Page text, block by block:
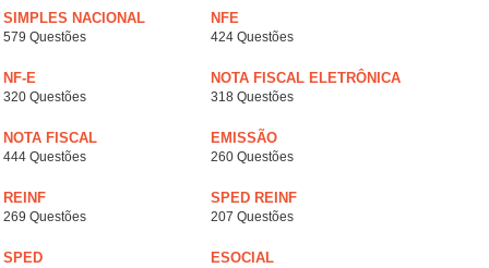
SIMPLES NACIONAL
579 Questões
NFE
424 Questões
NF-E
320 Questões
NOTA FISCAL ELETRÔNICA
318 Questões
NOTA FISCAL
444 Questões
EMISSÃO
260 Questões
REINF
269 Questões
SPED REINF
207 Questões
SPED ESOCIAL